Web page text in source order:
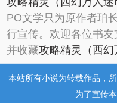
PO文学只为原作者珀
行宣传。欢迎各位书友
并收藏攻略精灵（西
本站所有小说为转载作品，
为了宣传